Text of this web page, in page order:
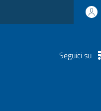
Seguici su